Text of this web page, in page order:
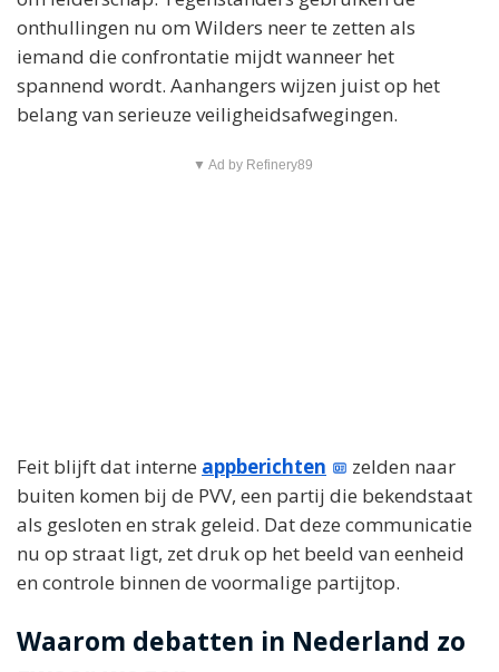
onthullingen nu om Wilders neer te zetten als
iemand die confrontatie mijdt wanneer het
spannend wordt. Aanhangers wijzen juist op het
belang van serieuze veiligheidsafwegingen.
▼ Ad by Refinery89
Feit blijft dat interne appberichten
zelden naar
buiten komen bij de PVV, een partij die bekendstaat
als gesloten en strak geleid. Dat deze communicatie
nu op straat ligt, zet druk op het beeld van eenheid
en controle binnen de voormalige partijtop.
Waarom debatten in Nederland zo